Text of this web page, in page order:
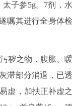
太子参5g。7剂，水
嘱其进行全身体检
秽之物，腹胀、嗳
滞部分消退，已透
虚，加扶正补虚之